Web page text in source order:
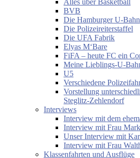
Alles über Basketball
BVB
Die Hamburger U-Bahn
Die Polizeireiterstaffel
Die UFA Fabrik
Elyas M‘Bare
FiFA – heute FC ein
Meine Lieblings-U-
U5
Verschiedene
Vorstellung
Steglitz-Zehlendorf
Interviews
Interview mit dem
Interview mit Frau
Unser Interview mit
Interview mit Frau
Klassenfahrten und Ausflüge